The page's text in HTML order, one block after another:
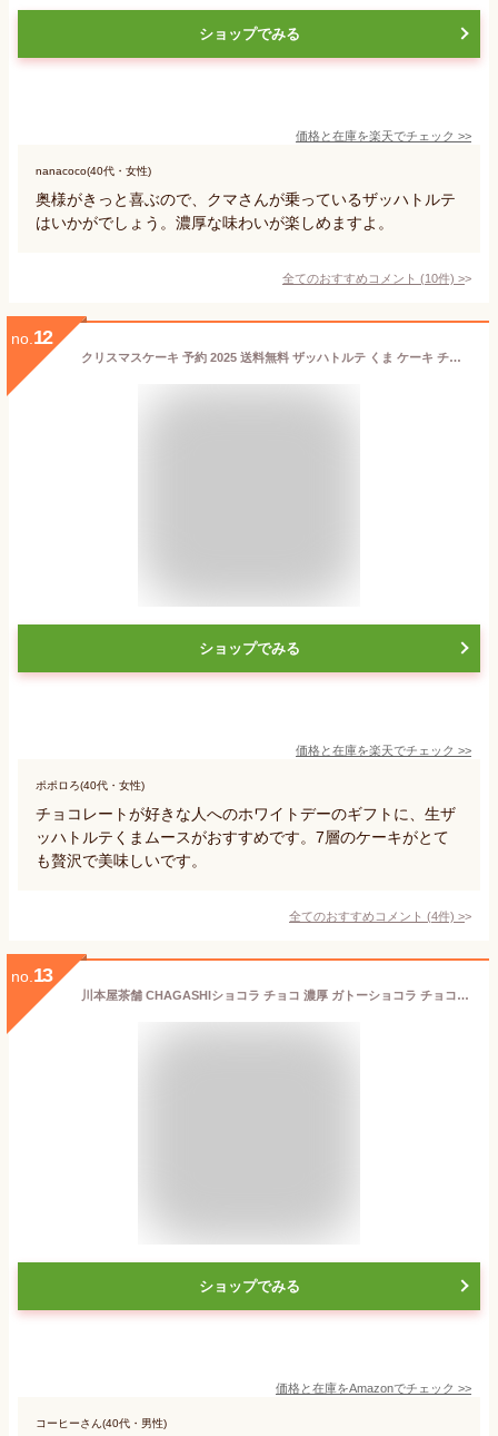
ショップでみる
価格と在庫を楽天でチェック >>
nanacoco(40代・女性)
奥様がきっと喜ぶので、クマさんが乗っているザッハトルテ
はいかがでしょう。濃厚な味わいが楽しめますよ。
全てのおすすめコメント (10件) >
no. 12
クリスマスケーキ 予約 2025 送料無料 ザッハトルテ くま ケーキ チョコレート ケーキ 4号 5号 高級 クリスマス ケーキ ギフト お菓子 もりん 可愛い 濃厚 チョコケーキ ホールケーキ 子供 大人 お祝い パーティー デザート クリスマスプレゼント お取り寄せ ケーキ 冷凍配送
ショップでみる
価格と在庫を楽天でチェック >>
ポポロろ(40代・女性)
チョコレートが好きな人へのホワイトデーのギフトに、生ザ
ッハトルテくまムースがおすすめです。7層のケーキがとて
も贅沢で美味しいです。
全てのおすすめコメント (4件) >
no. 13
川本屋茶舗 CHAGASHIショコラ チョコ 濃厚 ガトーショコラ チョコレートケーキ ガトー チョコレート 保存料・着色料 不使用 ギフト スイーツ ギフトボックス (ホール1本)
ショップでみる
価格と在庫をAmazonでチェック >>
コーヒーさん(40代・男性)